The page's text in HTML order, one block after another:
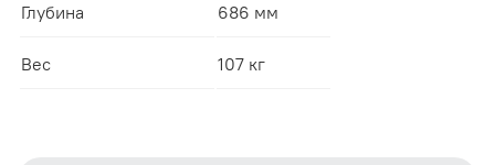
Глубина 686 мм
Вес 107 кг